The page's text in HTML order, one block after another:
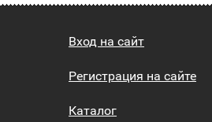
Вход на сайт
Регистрация на сайте
Каталог